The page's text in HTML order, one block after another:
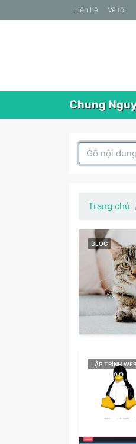
liên hệ Về tôi
Chung
Search Box
Trang chủ
BLOG
LẬP TRÌNH WEB